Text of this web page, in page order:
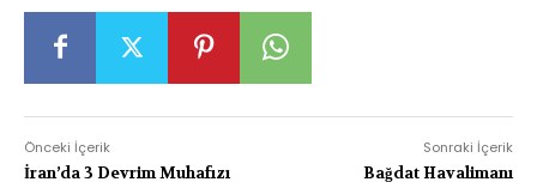
Önceki İçerik
İran’da 3 Devrim Muhafızı
Sonraki İçerik
Bağdat Havalimanı